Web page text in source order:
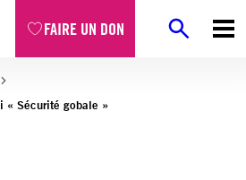
FAIRE UN DON
« Sécurité gobale »